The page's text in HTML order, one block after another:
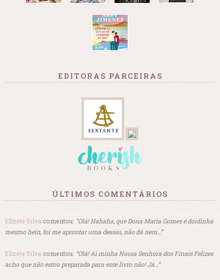
EDITORAS PARCEIRAS
ÚLTIMOS COMENTÁRIOS
Elizete Silva comentou: “Olá! Hahaha, que Dona Maria Gomes é doidinha
mesmo hein, foi me aprontar uma dessas, não dá nem…”
Elizete Silva comentou: “Olá! Ai minha Nossa Senhora dos Finais Felizes
acho que não estou preparada para esse livro não! Já…”